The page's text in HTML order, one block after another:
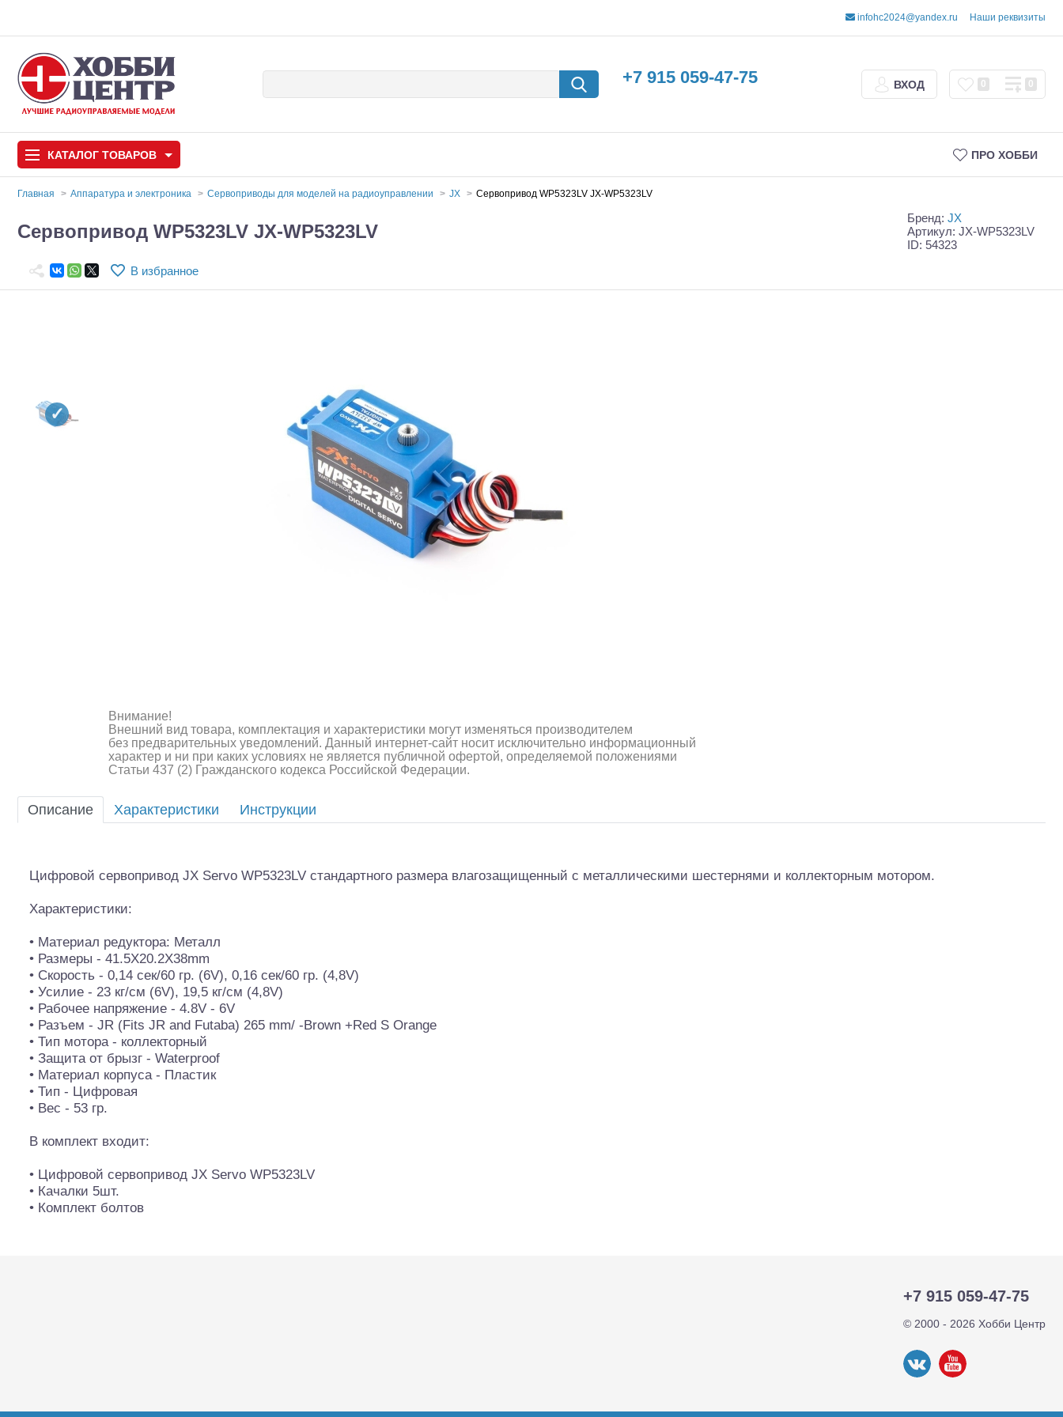
infohc2024@yandex.ru Наши реквизиты
+7 915 059-47-75 ВХОД 0 0
КАТАЛОГ ТОВАРОВ ПРО ХОББИ
Игрушки
Конструкторы
Автомодели для сборки
Машины с
Трофи Шорт-корсы
Шоссейки/дрифт/ралли Багги/трагги Монстр-траки ДВС модели
Главная Аппаратура и электроника Сервоприводы для моделей на радиоуправлении JX Сервопривод WP5323LV JX-WP5323LV
Сервопривод WP5323LV JX-WP5323LV
Бренд: JX
Артикул: JX-WP5323LV
ID: 54323
В избранное
Внимание!
Внешний вид товара, комплектация и характеристики могут изменяться производителем
без предварительных уведомлений. Данный интернет-сайт носит исключительно информационный
характер и ни при каких условиях не является публичной офертой, определяемой положениями
Статьи 437 (2) Гражданского кодекса Российской Федерации.
Описание Характеристики Инструкции
Цифровой сервопривод JX Servo WP5323LV стандартного размера влагозащищенный с металлическими шестернями и коллекторным мотором.
Характеристики:
• Материал редуктора: Металл
• Размеры - 41.5X20.2X38mm
• Скорость - 0,14 сек/60 гр. (6V), 0,16 сек/60 гр. (4,8V)
• Усилие - 23 кг/см (6V), 19,5 кг/см (4,8V)
• Рабочее напряжение - 4.8V - 6V
• Разъем - JR (Fits JR and Futaba) 265 mm/ -Brown +Red S Orange
• Тип мотора - коллекторный
• Защита от брызг - Waterproof
• Материал корпуса - Пластик
• Тип - Цифровая
• Вес - 53 гр.
В комплект входит:
• Цифровой сервопривод JX Servo WP5323LV
• Качалки 5шт.
• Комплект болтов
+7 915 059-47-75
© 2000 - 2026 Хобби Центр